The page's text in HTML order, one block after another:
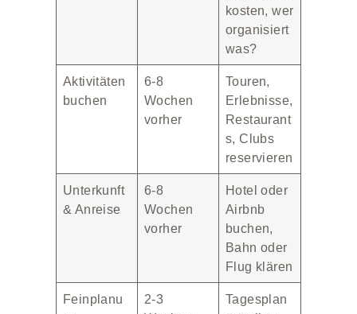
kosten, wer
organisiert
was?
Aktivitäten
buchen
6-8
Wochen
vorher
Touren,
Erlebnisse,
Restaurant
s, Clubs
reservieren
Unterkunft
& Anreise
6-8
Wochen
vorher
Hotel oder
Airbnb
buchen,
Bahn oder
Flug klären
Feinplanu
2-3
Tagesplan